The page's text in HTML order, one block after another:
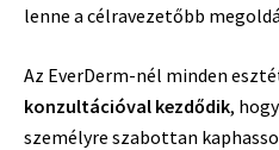
lenne a célravezetőbb
Az EverDerm-nél minden
konzultációval kezdődik,
személyre szabottan